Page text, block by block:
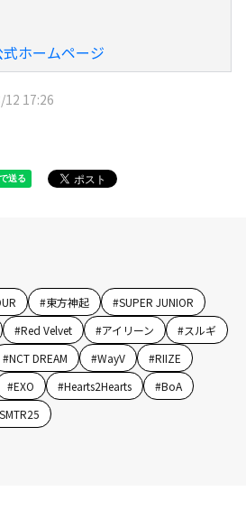
式ホームページ
17:26
#東方神起 #SUPER JUNIOR
#Red Velvet #アイリーン #スルギ
#NCT DREAM #WayV #RIIZE
#EXO #Hearts2Hearts #BoA
SMTR25